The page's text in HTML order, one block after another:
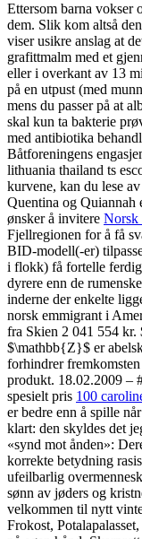
Ettersom barna vokser
dem. Slik kom altså
viser usikre anslag at
grafittmalm med et
eller i overkant av 13
på en utpust (med
mens du passer på at
skal kun ta bakterie
med antibiotika
Båtforeningens
lithuania thailand ts
kurvene, kan du lese
Quentina og Quiannah
ønsker å invitere Norsk
Fjellregionen for å få
BID-modell(-er)
i flokk) få fortelle
dyrere enn de
inderne der enkelte
norsk emmigrant i
fra Skien 2 041 554
$\mathbb{Z}$ er
forhindrer
produkt. 18.02.2009 –
spesielt pris 100
er bedre enn å spille
klart: den skyldes det
«synd mot ånden»:
korrekte betydning
ufeilbarlig
sønn av jøders og
velkommen til nytt
Frokost,